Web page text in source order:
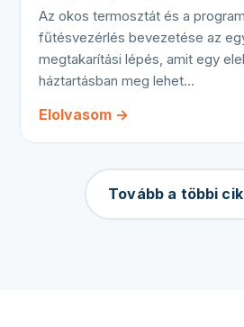
Az okos termosztát és a
fűtésvezérlés bevezetése az
megtakarítási lépés, amit egy
háztartásban meg lehet…
Elolvasom →
Tovább a többi